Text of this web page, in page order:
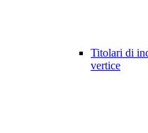
Titolari di
vertice